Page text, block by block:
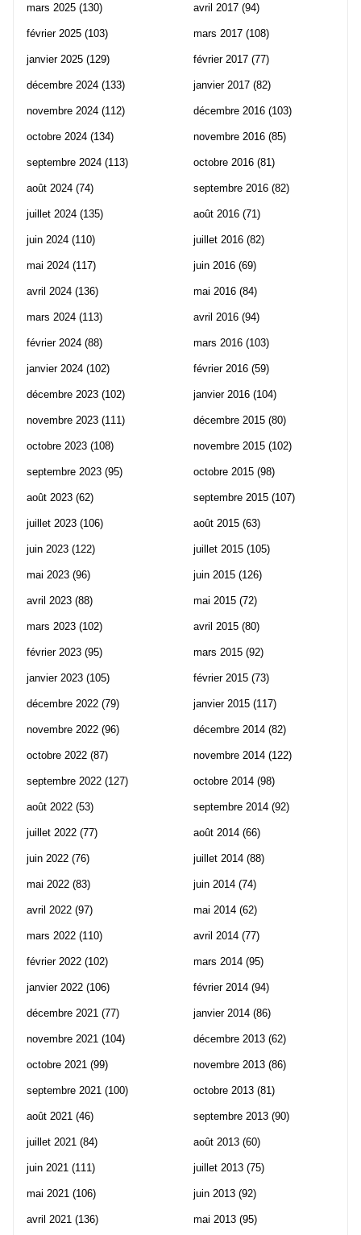
mars 2025 (130)
février 2025 (103)
janvier 2025 (129)
décembre 2024 (133)
novembre 2024 (112)
octobre 2024 (134)
septembre 2024 (113)
août 2024 (74)
juillet 2024 (135)
juin 2024 (110)
mai 2024 (117)
avril 2024 (136)
mars 2024 (113)
février 2024 (88)
janvier 2024 (102)
décembre 2023 (102)
novembre 2023 (111)
octobre 2023 (108)
septembre 2023 (95)
août 2023 (62)
juillet 2023 (106)
juin 2023 (122)
mai 2023 (96)
avril 2023 (88)
mars 2023 (102)
février 2023 (95)
janvier 2023 (105)
décembre 2022 (79)
novembre 2022 (96)
octobre 2022 (87)
septembre 2022 (127)
août 2022 (53)
juillet 2022 (77)
juin 2022 (76)
mai 2022 (83)
avril 2022 (97)
mars 2022 (110)
février 2022 (102)
janvier 2022 (106)
décembre 2021 (77)
novembre 2021 (104)
octobre 2021 (99)
septembre 2021 (100)
août 2021 (46)
juillet 2021 (84)
juin 2021 (111)
mai 2021 (106)
avril 2021 (136)
avril 2017 (94)
mars 2017 (108)
février 2017 (77)
janvier 2017 (82)
décembre 2016 (103)
novembre 2016 (85)
octobre 2016 (81)
septembre 2016 (82)
août 2016 (71)
juillet 2016 (82)
juin 2016 (69)
mai 2016 (84)
avril 2016 (94)
mars 2016 (103)
février 2016 (59)
janvier 2016 (104)
décembre 2015 (80)
novembre 2015 (102)
octobre 2015 (98)
septembre 2015 (107)
août 2015 (63)
juillet 2015 (105)
juin 2015 (126)
mai 2015 (72)
avril 2015 (80)
mars 2015 (92)
février 2015 (73)
janvier 2015 (117)
décembre 2014 (82)
novembre 2014 (122)
octobre 2014 (98)
septembre 2014 (92)
août 2014 (66)
juillet 2014 (88)
juin 2014 (74)
mai 2014 (62)
avril 2014 (77)
mars 2014 (95)
février 2014 (94)
janvier 2014 (86)
décembre 2013 (62)
novembre 2013 (86)
octobre 2013 (81)
septembre 2013 (90)
août 2013 (60)
juillet 2013 (75)
juin 2013 (92)
mai 2013 (95)